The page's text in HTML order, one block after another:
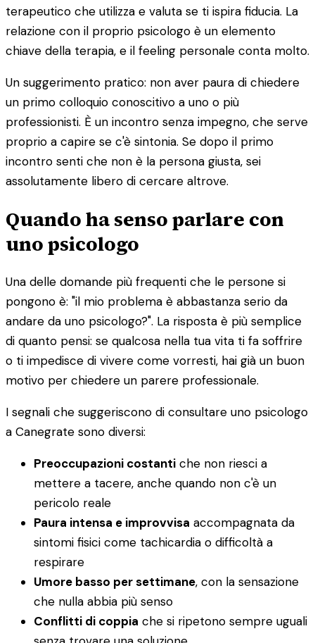
terapeutico che utilizza e valuta se ti ispira fiducia. La
relazione con il proprio psicologo è un elemento
chiave della terapia, e il feeling personale conta molto.
Un suggerimento pratico: non aver paura di chiedere
un primo colloquio conoscitivo a uno o più
professionisti. È un incontro senza impegno, che serve
proprio a capire se c'è sintonia. Se dopo il primo
incontro senti che non è la persona giusta, sei
assolutamente libero di cercare altrove.
Quando ha senso parlare con
uno psicologo
Una delle domande più frequenti che le persone si
pongono è: "il mio problema è abbastanza serio da
andare da uno psicologo?". La risposta è più semplice
di quanto pensi: se qualcosa nella tua vita ti fa soffrire
o ti impedisce di vivere come vorresti, hai già un buon
motivo per chiedere un parere professionale.
I segnali che suggeriscono di consultare uno psicologo
a Canegrate sono diversi:
Preoccupazioni costanti che non riesci a
mettere a tacere, anche quando non c'è un
pericolo reale
Paura intensa e improvvisa accompagnata da
sintomi fisici come tachicardia o difficoltà a
respirare
Umore basso per settimane, con la sensazione
che nulla abbia più senso
Conflitti di coppia che si ripetono sempre uguali